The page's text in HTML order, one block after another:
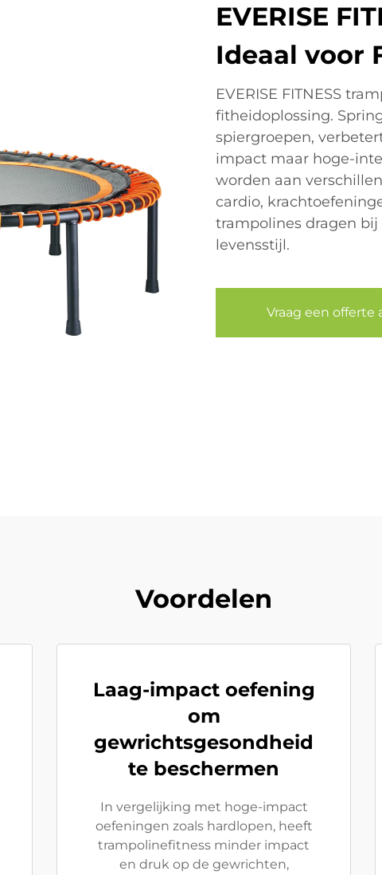
EVERISE
Ideaal voor
EVERISE FITNESS
fitheidoplossing.
spiergroepen,
impact maar hoge-
worden aan
cardio,
trampolines dragen
levensstijl.
Vraag een offerte
Voordelen
Laag-impact oefening
om
gewrichtsgesondheid
te beschermen
In vergelijking met hoge-impact
oefeningen zoals hardlopen, heeft
trampolinefitness minder impact
en druk op de gewrichten,